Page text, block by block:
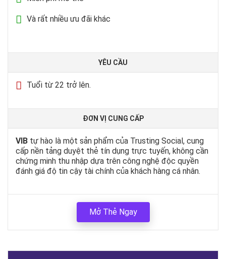
Và rất nhiều ưu đãi khác
YÊU CẦU
Tuổi từ 22 trở lên.
ĐƠN VỊ CUNG CẤP
VIB tự hào là một sản phẩm của Trusting Social, cung
cấp nền tảng duyệt thẻ tín dụng trực tuyến, không cần
chứng minh thu nhập dựa trên công nghệ độc quyền
đánh giá độ tin cậy tài chính của khách hàng cá nhân.
Mở Thẻ Ngay